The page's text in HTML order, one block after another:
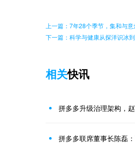
上一篇：7年28个季节，集和与
下一篇：科学与健康从探洋识冰
相关快讯
拼多多升级治理架构，
拼多多联席董事长陈磊